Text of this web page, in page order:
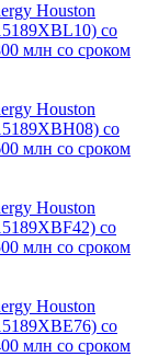
Houston
со
млн со сроком
Houston
со
млн со сроком
Houston
со
млн со сроком
Houston
со
млн со сроком